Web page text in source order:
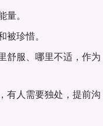
。
珍惜。
舒服、哪里不适，作为
有人需要独处，提前沟